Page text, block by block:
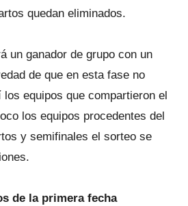
quedan eliminados.
un ganador de grupo con un
de que en esta fase no
equipos que compartieron el
los equipos procedentes del
y semifinales el sorteo se
de la primera fecha